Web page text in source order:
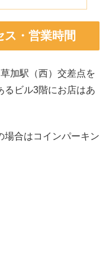
ス・営業時間
加駅（西）交差点を
るビル3階にお店はあ
場合はコインパーキン